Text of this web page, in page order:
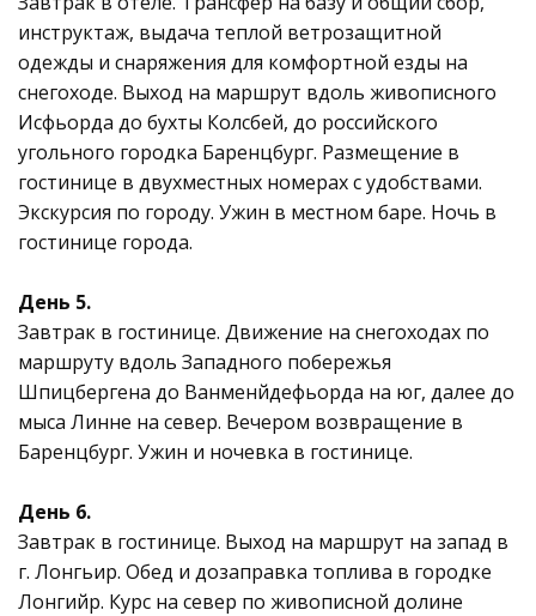
инструктаж, выдача теплой ветрозащитной
одежды и снаряжения для комфортной езды на
снегоходе. Выход на маршрут вдоль живописного
Исфьорда до бухты Колсбей, до российского
угольного городка Баренцбург. Размещение в
гостинице в двухместных номерах с удобствами.
Экскурсия по городу. Ужин в местном баре. Ночь в
гостинице города.
День 5.
Завтрак в гостинице. Движение на снегоходах по
маршруту вдоль Западного побережья
Шпицбергена до Ванменйдефьорда на юг, далее до
мыса Линне на север. Вечером возвращение в
Баренцбург. Ужин и ночевка в гостинице.
День 6.
Завтрак в гостинице. Выход на маршрут на запад в
г. Лонгьир. Обед и дозаправка топлива в городке
Лонгийр. Курс на север по живописной долине